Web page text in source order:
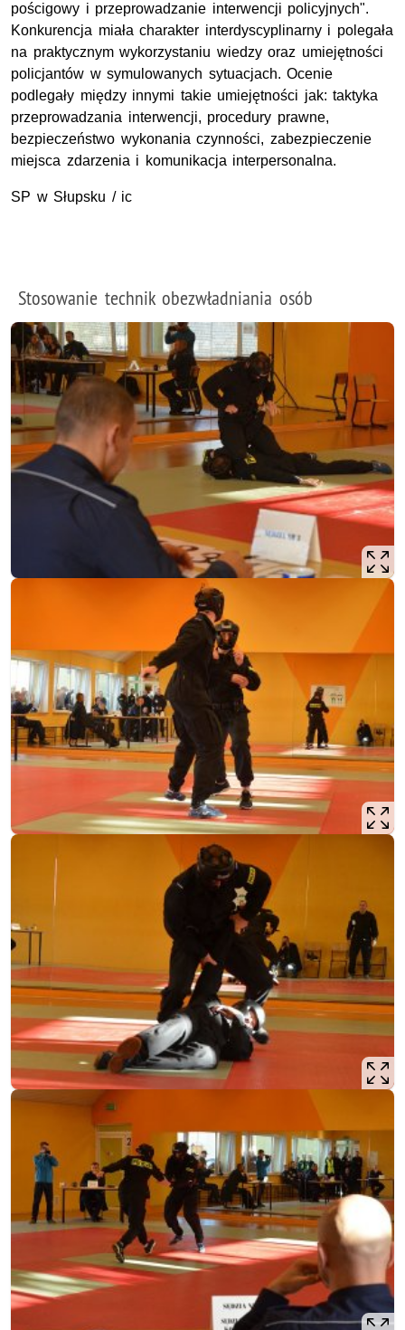
pościgowy i przeprowadzanie interwencji policyjnych".
Konkurencja miała charakter interdyscyplinarny i polegała
na praktycznym wykorzystaniu wiedzy oraz umiejętności
policjantów w symulowanych sytuacjach. Ocenie
podlegały między innymi takie umiejętności jak: taktyka
przeprowadzania interwencji, procedury prawne,
bezpieczeństwo wykonania czynności, zabezpieczenie
miejsca zdarzenia i komunikacja interpersonalna.
SP w Słupsku / ic
Stosowanie technik obezwładniania osób